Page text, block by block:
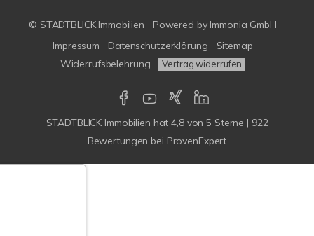
© STADTBLICK Immobilien Powered by Immonia GmbH
Impressum
Datenschutzerklärung
Sitemap
Widerrufsbelehrung
Vertrag widerrufen
STADTBLICK Immobilien hat4,8von5 Sterne | 922
Bewertungen bei ProvenExpert